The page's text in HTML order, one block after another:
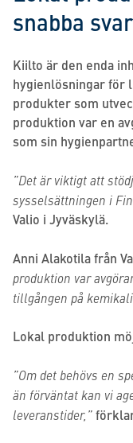
snabba svar
Kiilto är den enda
hygienlösningar för
produkter som
produktion var en
som sin
”Det är viktigt att
sysselsättningen i
Valio i Jyväskylä.
Anni Alakotila från
produktion var
tillgången på
Lokal produktion
”Om det behövs en
än förväntat kan vi
leveranstider,”